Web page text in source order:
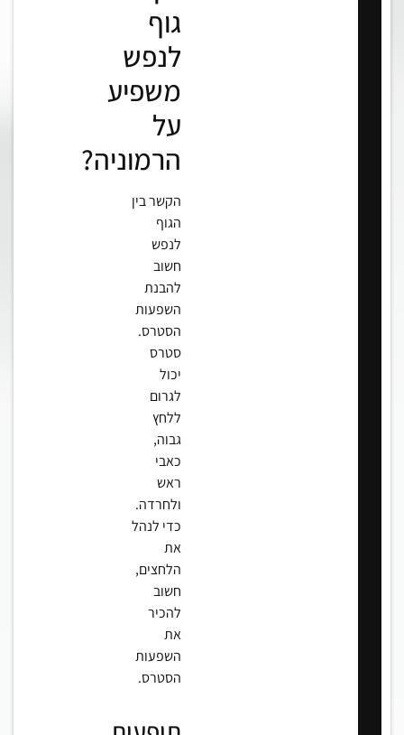
גוף
לנפש
משפיע
על
הרמוניה?
הקשר בין
הגוף
לנפש
חשוב
להבנת
השפעות
הסטרס.
סטרס
יכול
לגרום
ללחץ
גבוה,
כאבי
ראש
ולחרדה.
כדי לנהל
את
הלחצים,
חשוב
להכיר
את
השפעות
הסטרס.